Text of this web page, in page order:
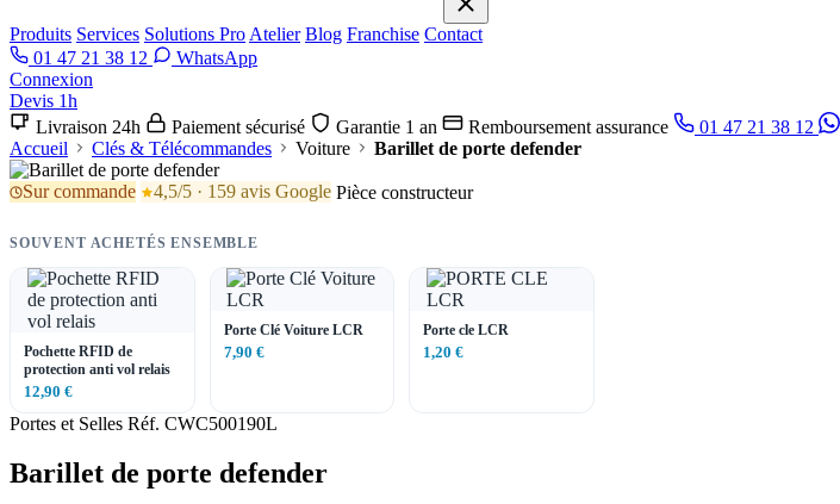
Produits Services Solutions Pro Atelier Blog Franchise Contact
01 47 21 38 12
WhatsApp
Connexion
Devis 1h
Livraison 24h
Paiement sécurisé Garantie 1 an Remboursement assurance 01 47 21 38 12
Accueil
Clés & Télécommandes Voiture Barillet de porte defender
Sur commande 4,5/5 · 159 avis Google Pièce constructeur
SOUVENT ACHETÉS ENSEMBLE
Pochette RFID de
protection anti vol relais
12,90 €
Porte Clé Voiture LCR
7,90 €
Porte cle LCR
1,20 €
Portes et Selles Réf. CWC500190L
Barillet de porte defender